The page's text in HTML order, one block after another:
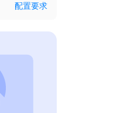
配置要求